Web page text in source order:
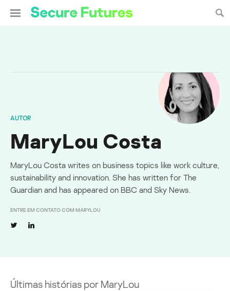
AUTOR
MaryLou Costa
MaryLou Costa writes on business topics like work culture,
sustainability and innovation. She has written for The
Guardian and has appeared on BBC and Sky News.
ENTRE EM CONTATO COM MARYLOU
Últimas histórias por MaryLou